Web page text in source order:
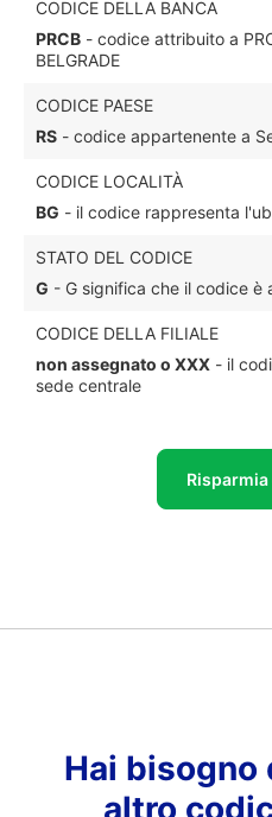
CODICE DELLA BANCA
PRCB - codice attribuito a
BELGRADE
CODICE PAESE
RS - codice appartenente a
CODICE LOCALITÀ
BG - il codice rappresenta
STATO DEL CODICE
G - G significa che il codice è
CODICE DELLA FILIALE
non assegnato o XXX - il
sede centrale
Hai bisogno
altro